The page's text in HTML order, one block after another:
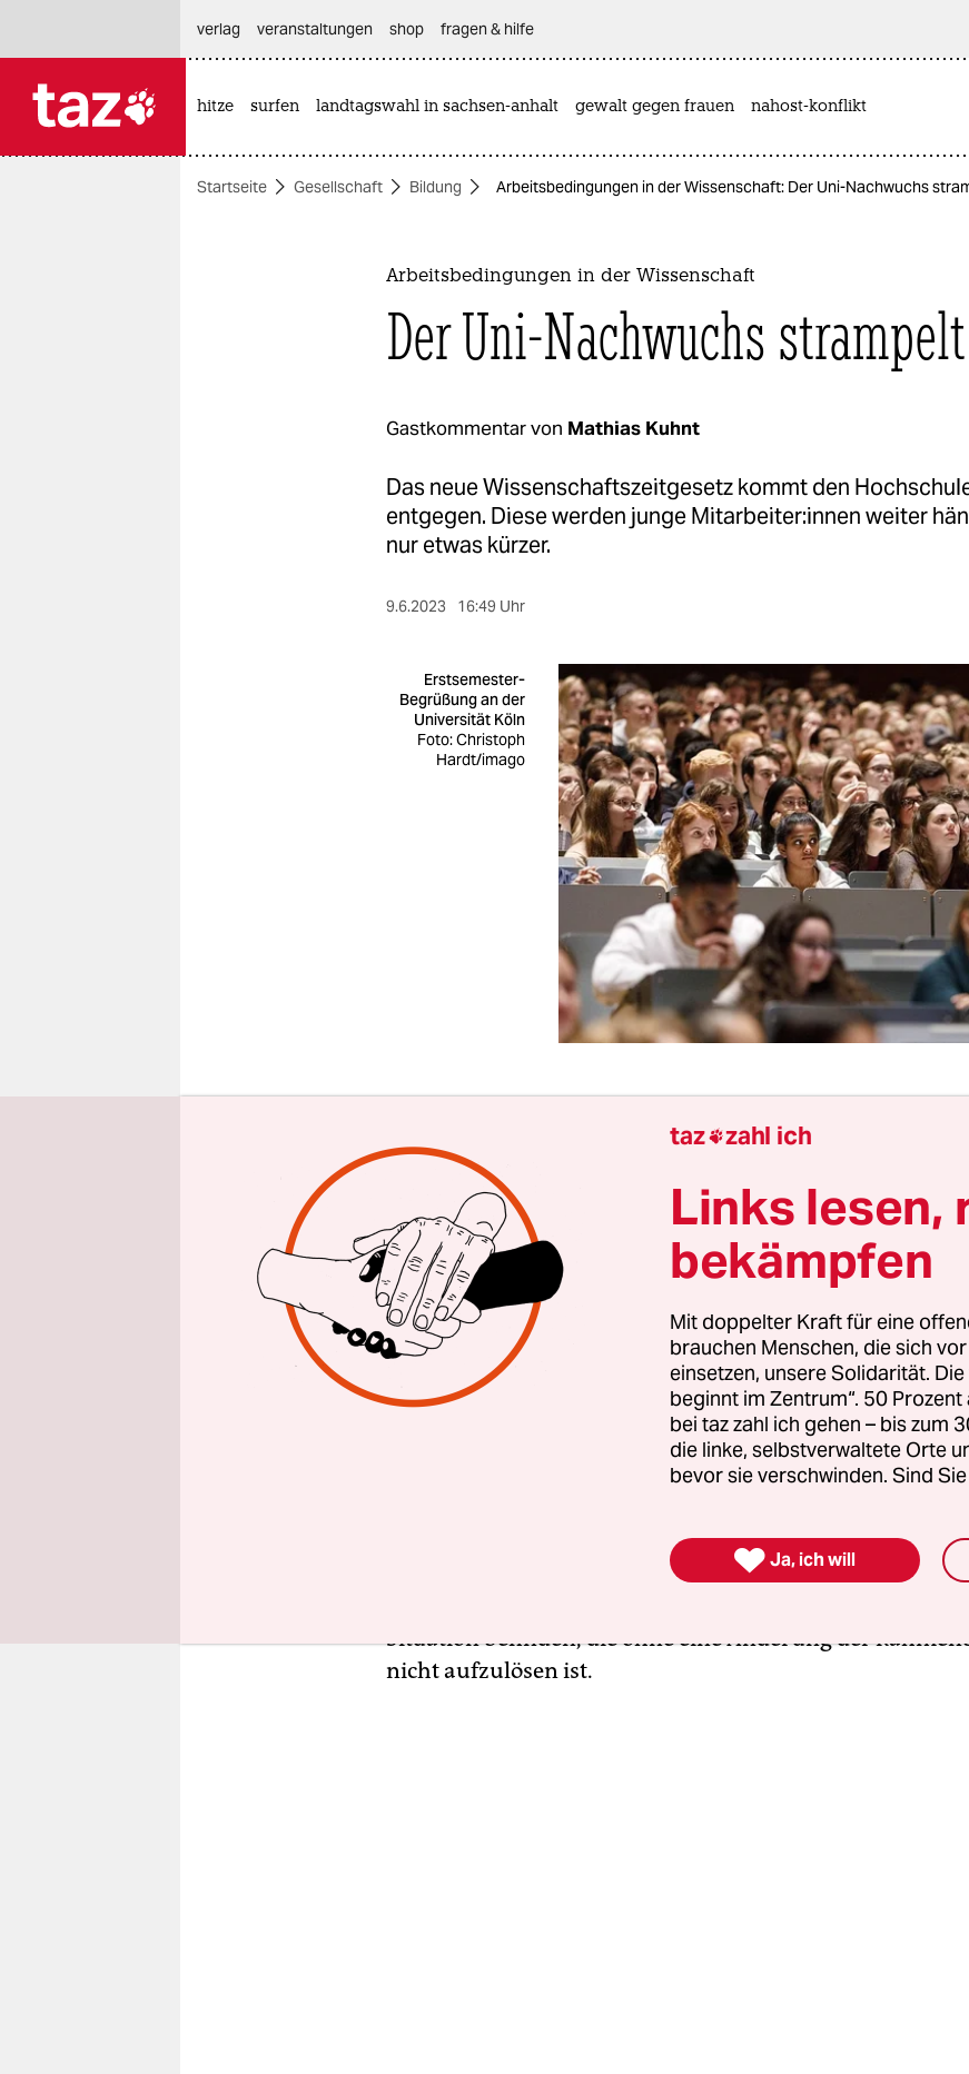
themen
verlag
veranstaltungen shop fragen & hilfe
hitze surfen landtagswahl in sachsen-anhalt gewalt gegen frauen nahost-konflikt
Startseite Gesellschaft Bildung Arbeitsbedingungen in der Wissenschaft: Der Uni-Nachwuchs
Arbeitsbedingungen in der Wissenschaft
Der Uni-Nachwuchs
Gastkommentar von Mathias Kuhnt
Das neue Wissenschaftszeitgesetz kommt den
entgegen. Diese werden junge Mitarbeiter:innen weiter
nur etwas kürzer.
9.6.2023 16:49 Uhr
Erstsemester-
Begrüßung an der
Universität Köln
Foto: Christoph
Hardt/imago
W
ieder eine gescheiterte Reform des
Wissenschaftszeitvertragsgesetzes? Mit dem
veröffentlichten Referentenentwurf hat das
Wissenschaftsministerium weitestgehend die Position der
Hochschulleitungen und außeruniversitären
Forschungseinrichtungen übernommen. Diese wollen,
Lippenbekenntnissen zu einer Verbesserung der
wissenschaftlichen Personals, möglichst wenig an den
Rahmenbedingungen ändern.
Beschäftigte nach der Promotion
nicht dazu bewegen, die bestehenden
verändern. Sie werden weiterhin versuchen, sich
Situation befinden, die ohne eine Änderung der
nicht aufzulösen ist.
taz zahl ich
Links lesen,
bekämpfen
Mit doppelter Kraft für eine
brauchen Menschen, die sich
einsetzen, unsere Solidarität.
beginnt im Zentrum“. 50
bei taz zahl ich gehen – bis zum
die linke, selbstverwaltete Orte
bevor sie verschwinden. Sind
 Ja, ich will